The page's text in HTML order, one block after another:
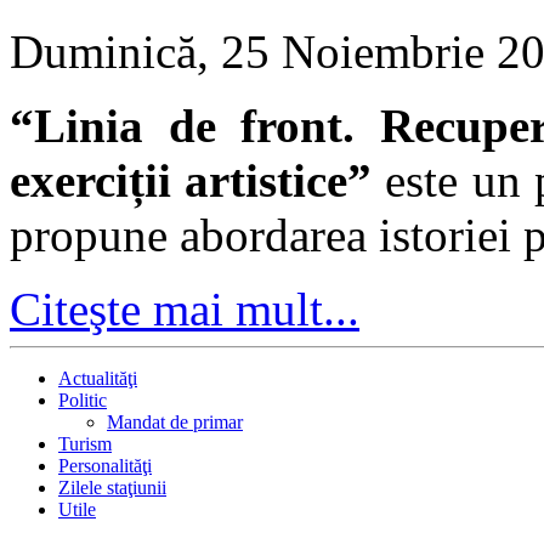
Duminică, 25 Noiembrie
“Linia de front.
exerciții artistice” este un
propune abordarea istoriei
Citeşte mai mult...
Actualităţi
Politic
Mandat de primar
Turism
Personalităţi
Zilele staţiunii
Utile